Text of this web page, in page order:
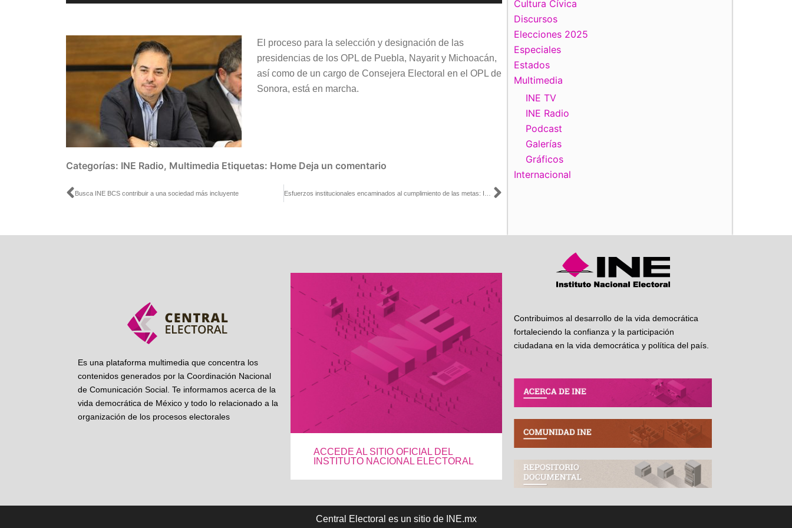
flecha
arriba/abajo
para
El proceso para la selección y designación de las
presidencias de los OPL de Puebla, Nayarit y Michoacán,
así como de un cargo de Consejera Electoral en el OPL de
Sonora, está en marcha.
Categorías: INE Radio, Multimedia Etiquetas: Home Deja un comentario
Ant
Busca INE BCS contribuir a una sociedad más incluyente Siguiente
Cultura Cívica
Discursos
Elecciones 2025
Especiales
Estados
Multimedia
INE TV
INE Radio
Podcast
Galerías
Gráficos
Internacional
Es una plataforma multimedia que concentra los
contenidos generados por la Coordinación Nacional
de Comunicación Social. Te informamos acerca de la
vida democrática de México y todo lo relacionado a la
organización de los procesos electorales
ACCEDE AL SITIO OFICIAL DEL
INSTITUTO NACIONAL ELECTORAL
Contribuimos al desarrollo de la vida democrática
fortaleciendo la confianza y la participación
ciudadana en la vida democrática y política del país.
Central Electoral es un sitio de INE.mx